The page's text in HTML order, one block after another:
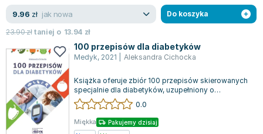
9.96 zł jak nowa
23.90złtaniej o 13.94 zł
Do koszyka
100 przepisów dla diabetyków
Medyk, 2021 Aleksandra Cichocka
Książka oferuje zbiór 100 przepisów skierowanych
specjalnie dla diabetyków, uzupełniony o
szczegółową przedmowę z kluczowymi zalec...
0.0
Miękka Pakujemy dzisiaj